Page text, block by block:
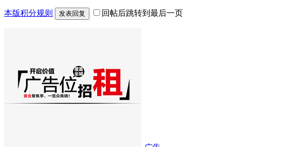
本版积分规则 发表回复 回帖后跳转到最后一页